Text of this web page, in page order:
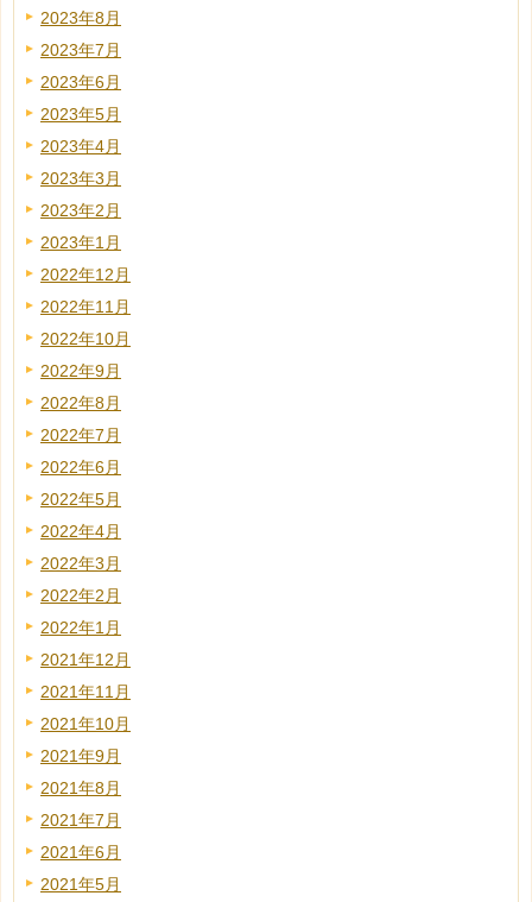
2023年8月
2023年7月
2023年6月
2023年5月
2023年4月
2023年3月
2023年2月
2023年1月
2022年12月
2022年11月
2022年10月
2022年9月
2022年8月
2022年7月
2022年6月
2022年5月
2022年4月
2022年3月
2022年2月
2022年1月
2021年12月
2021年11月
2021年10月
2021年9月
2021年8月
2021年7月
2021年6月
2021年5月